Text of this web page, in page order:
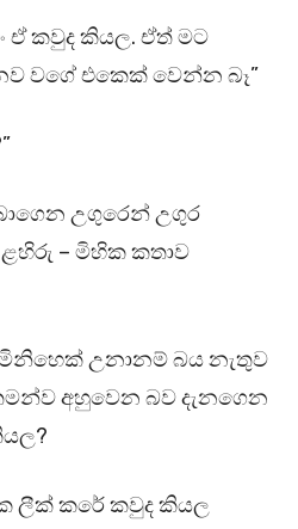
ඒ කවුද කියල. ඒත් මට
වගේ එකෙක් වෙන්න බෑ”
උගුරෙන් උගුර
– මිහික කතාව
මිනිහෙක් උනානම් බය නැතුව
අහුවෙන බව දැනගෙන
ලීක් කරේ කවුද කියල